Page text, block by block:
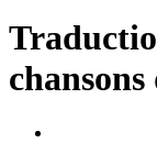
chansons